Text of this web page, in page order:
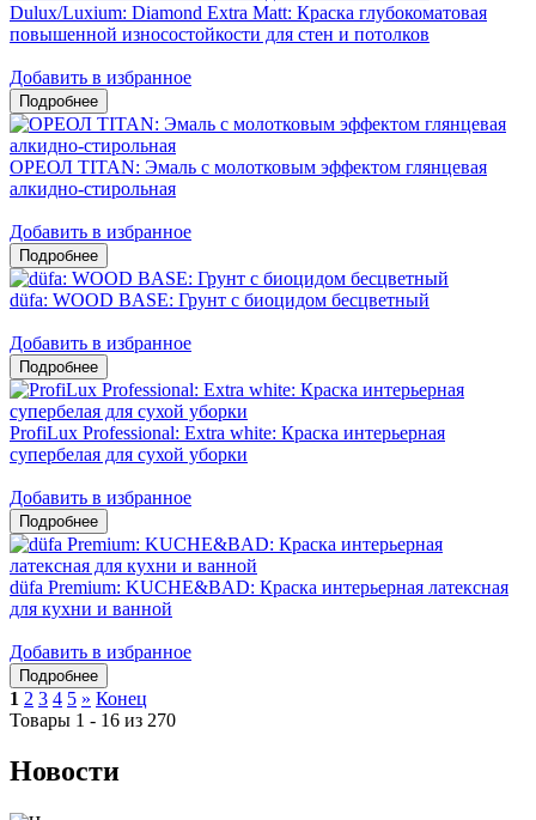
Dulux/Luxium: Diamond Extra Matt: Краска глубокоматовая
повышенной износостойкости для стен и потолков
Добавить в избранное
ОРЕОЛ TITAN: Эмаль с молотковым эффектом глянцевая
алкидно-стирольная
Добавить в избранное
düfa: WOOD BASE: Грунт с биоцидом бесцветный
Добавить в избранное
ProfiLux Professional: Extra white: Краска интерьерная
супербелая для сухой уборки
Добавить в избранное
düfa Premium: KUCHE&BAD: Краска интерьерная латексная
для кухни и ванной
Добавить в избранное
1 2 3 4 5 » Конец
Товары 1 - 16 из 270
Новости